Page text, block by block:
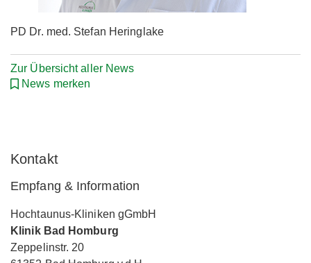
PD Dr. med. Stefan Heringlake
Zur Übersicht aller News
News merken
Kontakt
Empfang & Information
Hochtaunus-Kliniken gGmbH
Klinik Bad Homburg
Zeppelinstr. 20